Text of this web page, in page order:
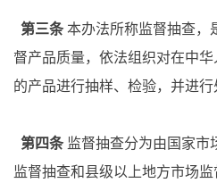
第三条 本办法所称监督抽查，
督产品质量，依法组织对在中
的产品进行抽样、检验，并进行
第四条 监督抽查分为由国家市
监督抽查和县级以上地方市场